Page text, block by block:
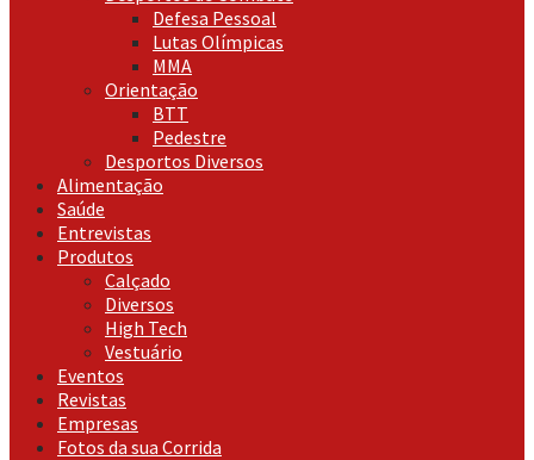
Defesa Pessoal
Lutas Olímpicas
MMA
Orientação
BTT
Pedestre
Desportos Diversos
Alimentação
Saúde
Entrevistas
Produtos
Calçado
Diversos
High Tech
Vestuário
Eventos
Revistas
Empresas
Fotos da sua Corrida